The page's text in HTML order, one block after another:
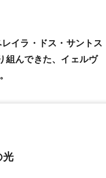
イラ・ドス・サントス
組んできた、イェルヴ
光